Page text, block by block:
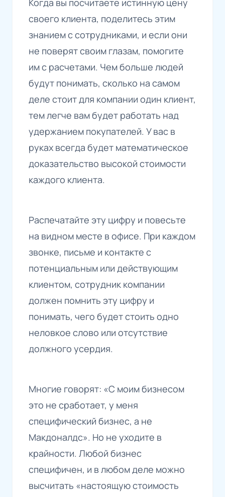
Когда вы посчитаете истинную цену
своего клиента, поделитесь этим
знанием с сотрудниками, и если они
не поверят своим глазам, помогите
им с расчетами. Чем больше людей
будут понимать, сколько на самом
деле стоит для компании один клиент,
тем легче вам будет работать над
удержанием покупателей. У вас в
руках всегда будет математическое
доказательство высокой стоимости
каждого клиента.
Распечатайте эту цифру и повесьте
на видном месте в офисе. При каждом
звонке, письме и контакте с
потенциальным или действующим
клиентом, сотрудник компании
должен помнить эту цифру и
понимать, чего будет стоить одно
неловкое слово или отсутствие
должного усердия.
Многие говорят: «С моим бизнесом
это не сработает, у меня
специфический бизнес, а не
Макдоналдс». Но не уходите в
крайности. Любой бизнес
специфичен, и в любом деле можно
высчитать «настоящую стоимость